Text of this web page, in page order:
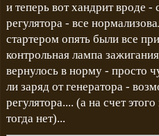
и теперь вот хандрит вроде
регулятора - все
стартером опять были все
контрольная лампа
вернулось в норму - просто
ли заряд от генератора -
регулятора.... (а на счет
тогда нет)...